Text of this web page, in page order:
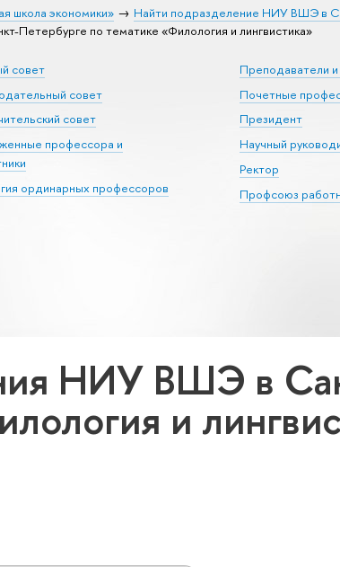
школа экономики» Найти подразделение НИУ ВШЭ в
по тематике «Филология и лингвистика»
совет
совет
совет
профессора и
ординарных профессоров
Преподаватели и
Почетные
Президент
Научный
Ректор
Профсоюз
НИУ ВШЭ в
и